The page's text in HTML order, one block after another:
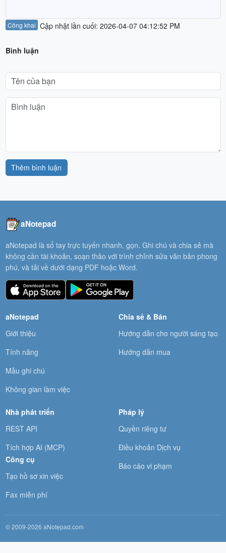
Công khai Cập nhật lần cuối: 2026-04-07 04:12:52 PM
Bình luận
Thêm bình luận
aNotepad
aNotepad là sổ tay trực tuyến nhanh, gọn. Ghi chú và chia sẻ mà
không cần tài khoản, soạn thảo với trình chỉnh sửa văn bản phong
phú, và tải về dưới dạng PDF hoặc Word.
aNotepad
Giới thiệu
Tính năng
Mẫu ghi chú
Không gian làm việc
Chia sẻ & Bán
Hướng dẫn cho người sáng tạo
Hướng dẫn mua
Nhà phát triển
REST API
Tích hợp AI (MCP)
Công cụ
Tạo hồ sơ xin việc
Fax miễn phí
Pháp lý
Quyền riêng tư
Điều khoản Dịch vụ
Báo cáo vi phạm
© 2009-2026 aNotepad.com